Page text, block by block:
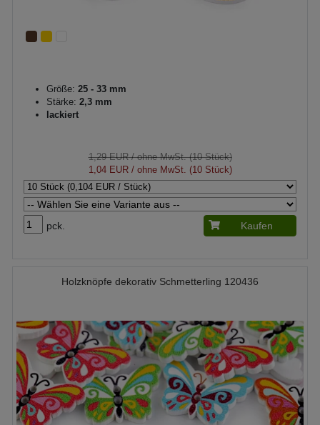
Größe: 25 - 33 mm
Stärke: 2,3 mm
lackiert
1,29 EUR/ ohne MwSt. (10 Stück)
1,04 EUR/ ohne MwSt. (10 Stück)
pck. Kaufen
Holzknöpfe dekorativ Schmetterling 120436